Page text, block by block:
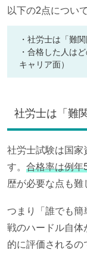
以下の2点につい
・社労士は「難
・合格した人は
キャリア面）
社労士は「難
社労士試験は国家
す。 合格率は例年
歴が必要な点も難
つまり「誰でも
戦のハードル自体
的に評価されるの